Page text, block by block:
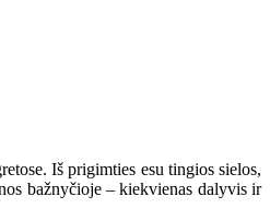
Iš prigimties esu tingios sielos,
bažnyčioje – kiekvienas dalyvis ir